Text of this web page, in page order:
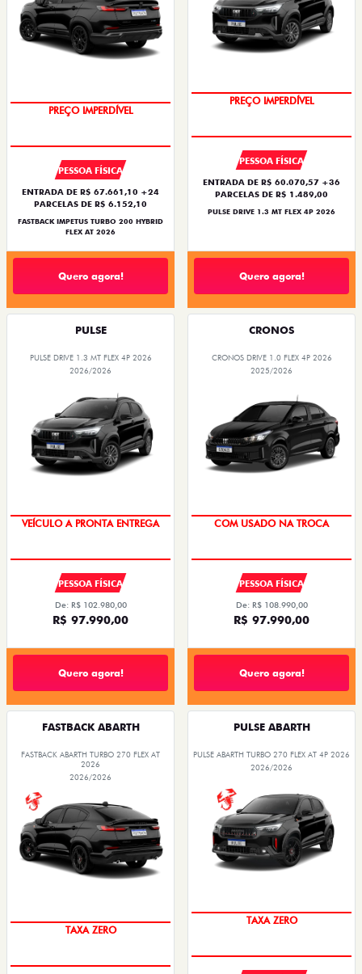
PREÇO IMPERDÍVEL
PESSOA FÍSICA
ENTRADA DE R$ 67.661,10 +24
PARCELAS DE R$ 6.152,10
FASTBACK IMPETUS TURBO 200 HYBRID
FLEX AT 2026
Quero agora!
PREÇO IMPERDÍVEL
PESSOA FÍSICA
ENTRADA DE R$ 60.070,57 +36
PARCELAS DE R$ 1.489,00
PULSE DRIVE 1.3 MT FLEX 4P 2026
Quero agora!
PULSE
PULSE DRIVE 1.3 MT FLEX 4P 2026
2026/2026
VEÍCULO A PRONTA ENTREGA
PESSOA FÍSICA
De: R$ 102.980,00
R$ 97.990,00
Quero agora!
CRONOS
CRONOS DRIVE 1.0 FLEX 4P 2026
2025/2026
COM USADO NA TROCA
PESSOA FÍSICA
De: R$ 108.990,00
R$ 97.990,00
Quero agora!
FASTBACK ABARTH
FASTBACK ABARTH TURBO 270 FLEX AT
2026
2026/2026
TAXA ZERO
PULSE ABARTH
PULSE ABARTH TURBO 270 FLEX AT 4P 2026
2026/2026
TAXA ZERO